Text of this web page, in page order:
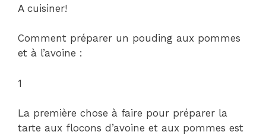
A cuisiner!
Comment préparer un pouding aux pommes
et à l’avoine :
1
La première chose à faire pour préparer la
tarte aux flocons d’avoine et aux pommes est